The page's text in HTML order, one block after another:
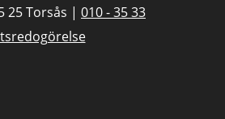
25 Torsås | 010 - 35 33